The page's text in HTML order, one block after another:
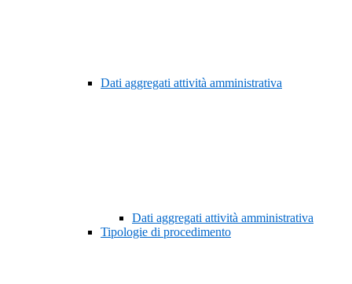
Dati aggregati attività amministrativa
Dati aggregati attività amministrativa
Tipologie di procedimento